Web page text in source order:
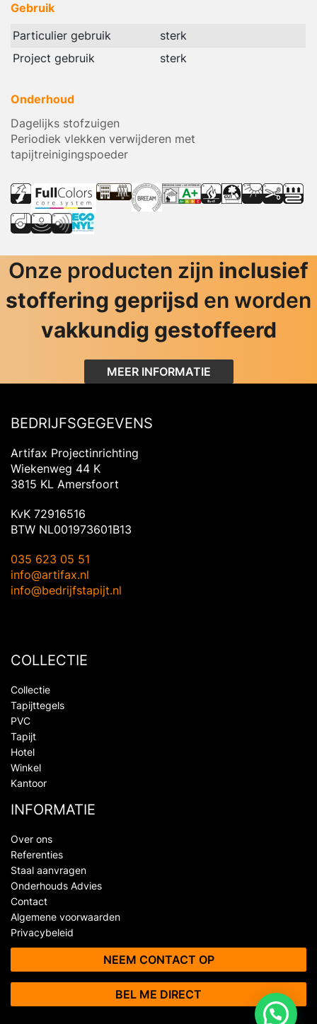
Gebruik
Particulier gebruik
sterk
Project gebruik
sterk
Onderhoud
Dagelijks stofzuigen
Periodiek vlekken verwijderen met
tapijtreinigingspoeder
Onze producten zijn inclusief
stoffering geprijsd en worden
vakkundig gestoffeerd
MEER INFORMATIE
BEDRIJFSGEGEVENS
Artifax Projectinrichting
Wiekenweg 44 K
3815 KL Amersfoort
KvK 72916516
BTW NL001973601B13
035 623 05 51
info@artifax.nl
info@bedrijfstapijt.nl
COLLECTIE
Collectie
Tapijttegels
PVC
Tapijt
Hotel
Winkel
Kantoor
INFORMATIE
Over ons
Referenties
Staal aanvragen
Onderhouds Advies
Contact
Algemene voorwaarden
Privacybeleid
NEEM CONTACT OP
BEL ME DIRECT